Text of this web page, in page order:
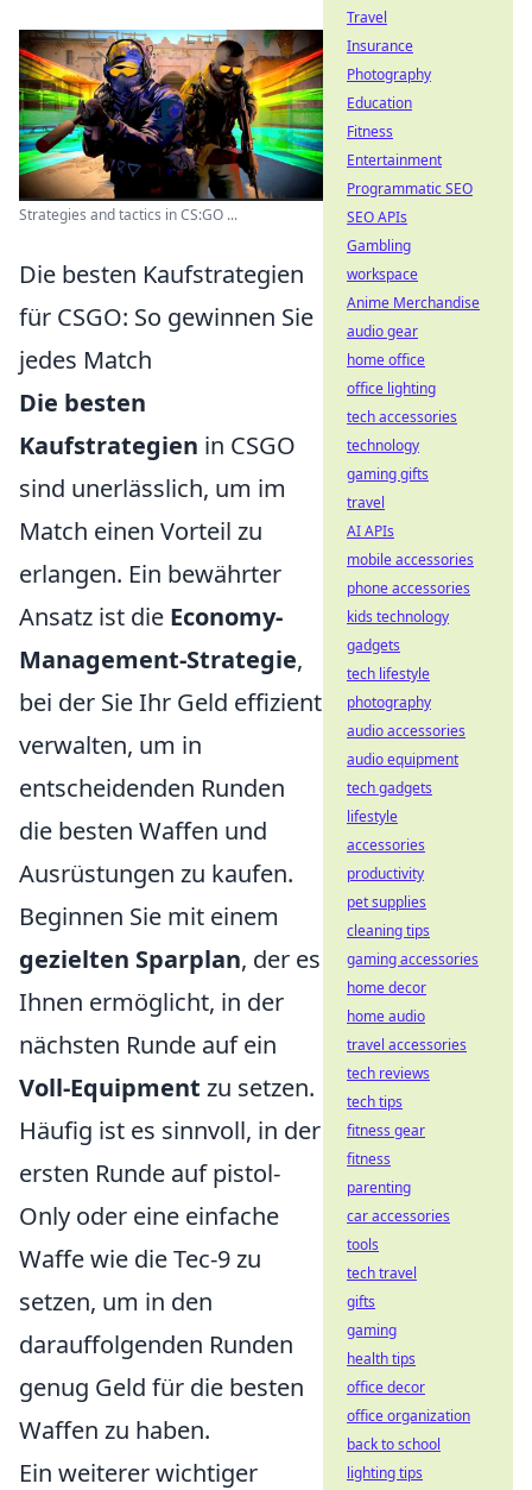
Strategies and tactics in CS:GO ...
Die besten Kaufstrategien
für CSGO: So gewinnen Sie
jedes Match
Die besten
Kaufstrategien in CSGO
sind unerlässlich, um im
Match einen Vorteil zu
erlangen. Ein bewährter
Ansatz ist die Economy-
Management-Strategie,
bei der Sie Ihr Geld effizient
verwalten, um in
entscheidenden Runden
die besten Waffen und
Ausrüstungen zu kaufen.
Beginnen Sie mit einem
gezielten Sparplan, der es
Ihnen ermöglicht, in der
nächsten Runde auf ein
Voll-Equipment zu setzen.
Häufig ist es sinnvoll, in der
ersten Runde auf pistol-
Only oder eine einfache
Waffe wie die Tec-9 zu
setzen, um in den
darauffolgenden Runden
genug Geld für die besten
Waffen zu haben.
Ein weiterer wichtiger
Travel
Insurance
Photography
Education
Fitness
Entertainment
Programmatic SEO
SEO APIs
Gambling
workspace
Anime Merchandise
audio gear
home office
office lighting
tech accessories
technology
gaming gifts
travel
AI APIs
mobile accessories
phone accessories
kids technology
gadgets
tech lifestyle
photography
audio accessories
audio equipment
tech gadgets
lifestyle
accessories
productivity
pet supplies
cleaning tips
gaming accessories
home decor
home audio
travel accessories
tech reviews
tech tips
fitness gear
fitness
parenting
car accessories
tools
tech travel
gifts
gaming
health tips
office decor
office organization
back to school
lighting tips